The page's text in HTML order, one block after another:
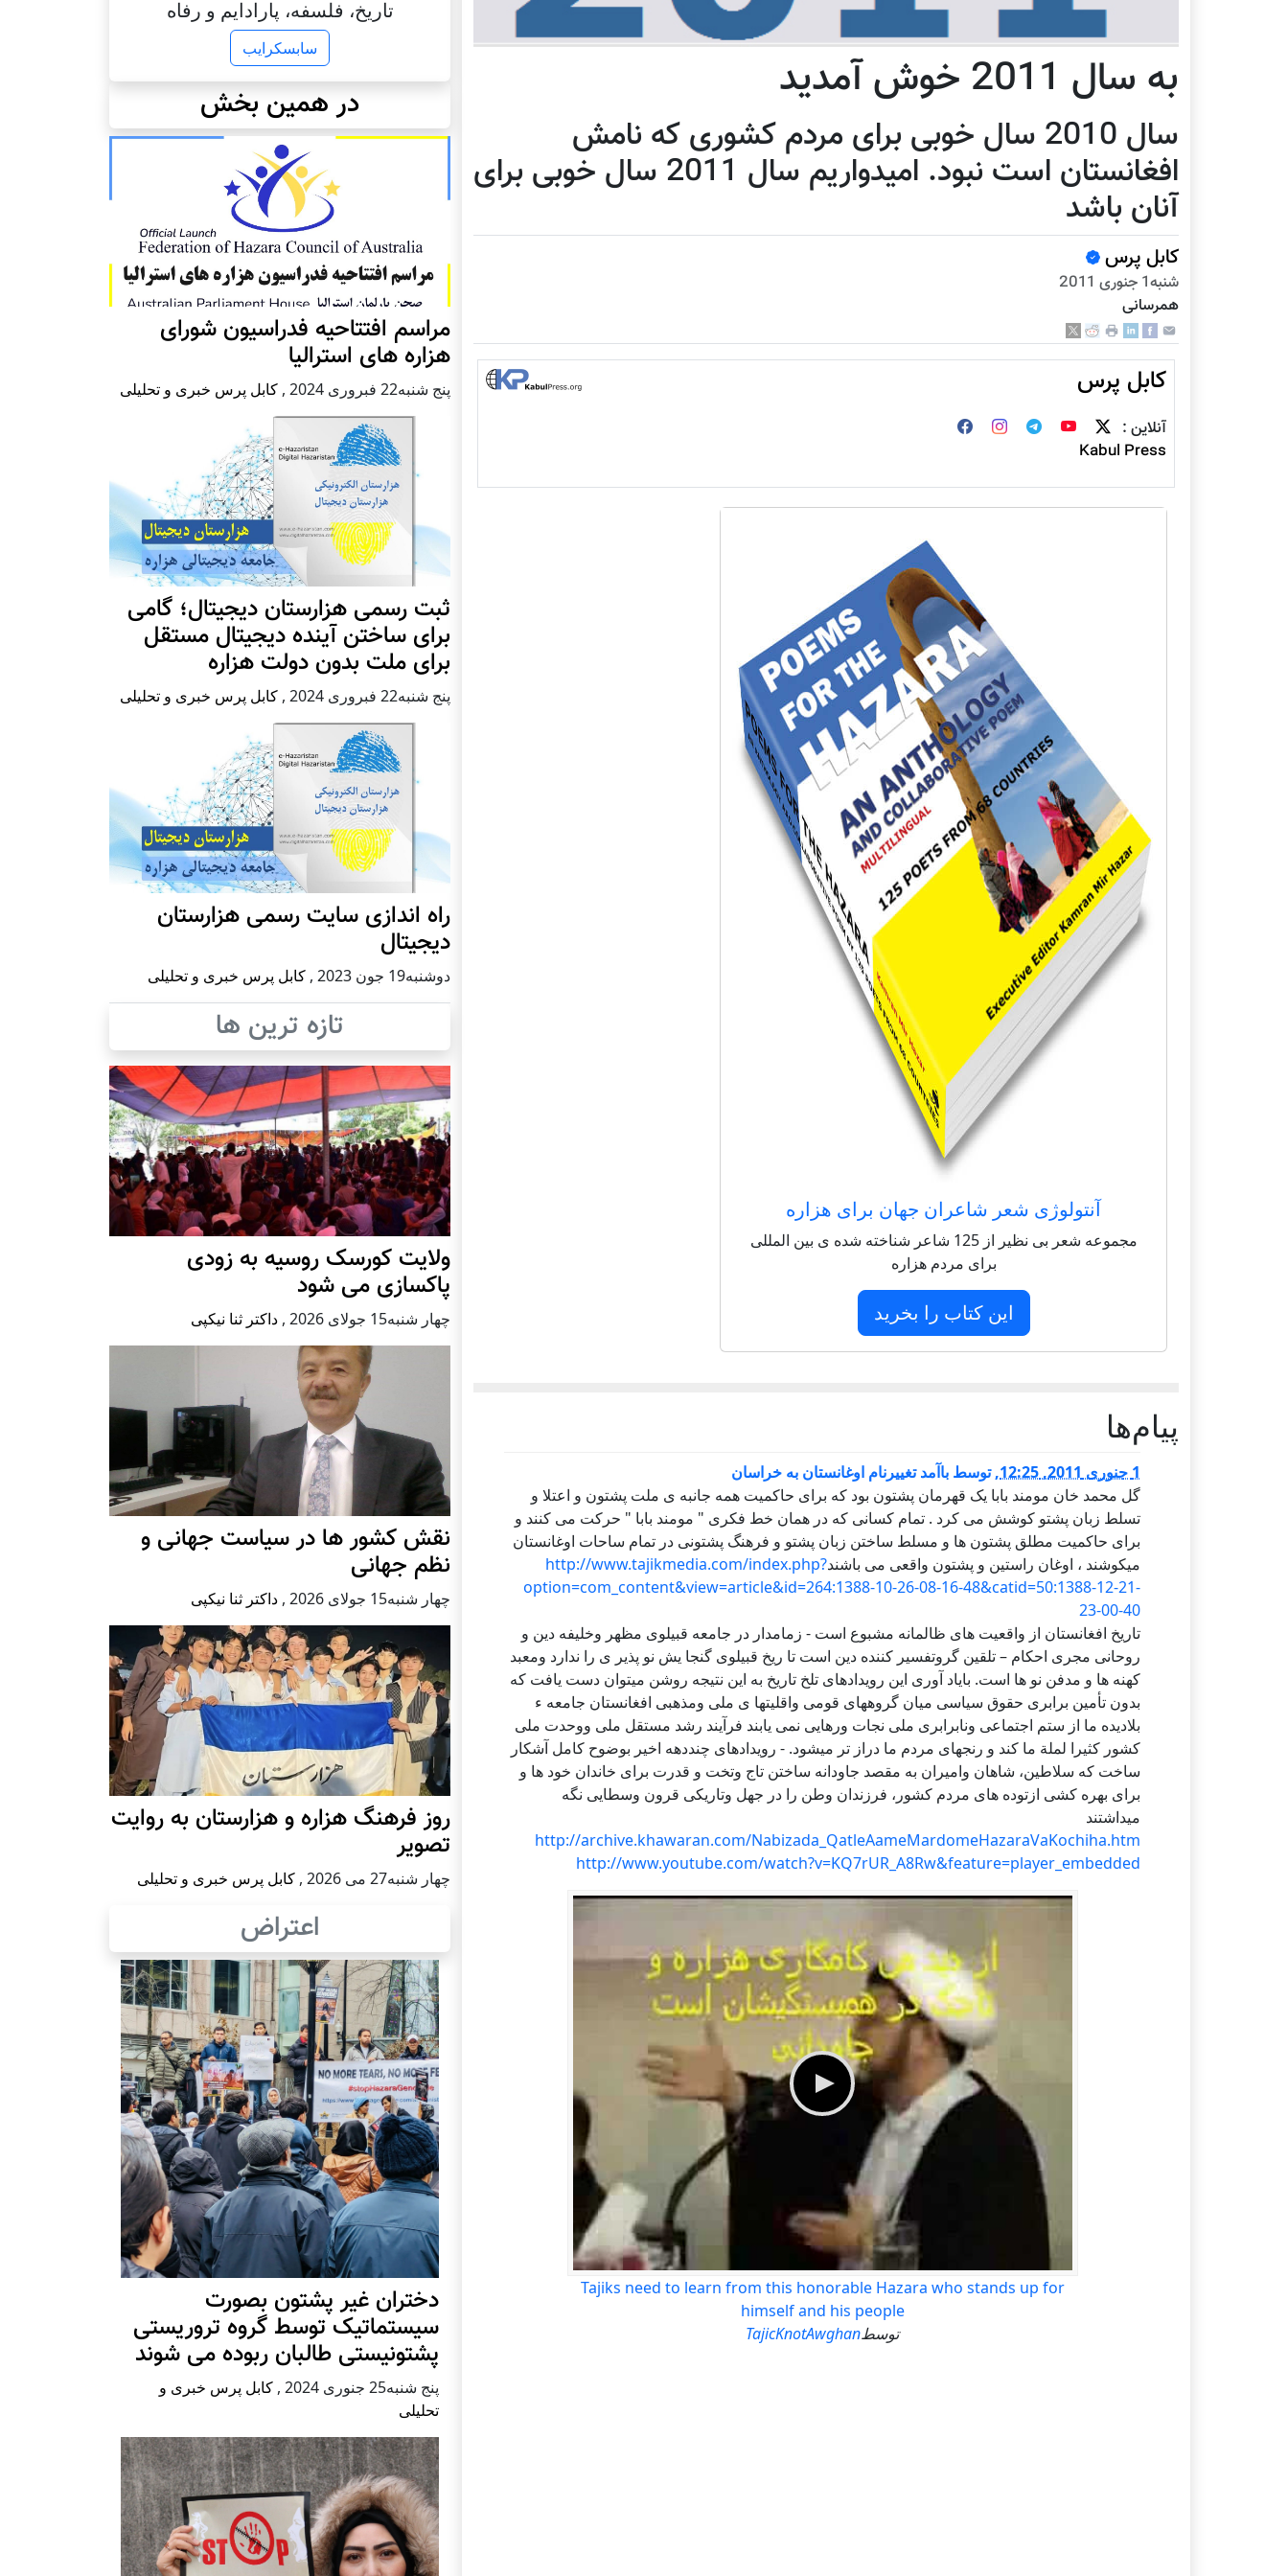
به سال 2011 خوش آمدید
سال 2010 سال خوبی برای مردم کشوری که نامش
افغانستان است نبود. امیدواریم سال 2011 سال خوبی برای
آنان باشد
کابل پرس
شنبه1 جنوری 2011
همرسانی
کابل پرس
آنلاین :
Kabul Press
آنتولوژی شعر شاعران جهان برای هزاره
مجموعه شعر بی نظیر از 125 شاعر شناخته شده ی بین المللی
برای مردم هزاره
این کتاب را بخرید
پيام‌ها
1 جنوری 2011, 12:25 ,توسط باآمد تغییرنام اوغانستان به خراسان
گل محمد خان مومند بابا یک قهرمان پشتون بود که برای حاکمیت همه جانبه ی ملت پشتون و اعتلا و
تسلط زبان پشتو کوشش می کرد . تمام کسانی که در همان خط فکری " مومند بابا " حرکت می کنند و
برای حاکمیت مطلق پشتون ها و مسلط ساختن زبان پشتو و فرهنگ پشتونی در تمام ساحات اوغانستان
میکوشند ، اوغان راستین و پشتون واقعی می باشندhttp://www.tajikmedia.com/index.php?
option=com_content&view=article&id=264:1388-10-26-08-16-48&catid=50:1388-12-21-
23-00-40
تاریخ افغانستان از واقعیت های ظالمانه مشبوع است - زمامدار در جامعه قبیلوی مظهر وخلیفه دین و
روحانی مجری احکام – تلقین گروتفسیر کننده دین است تا ریخ قبیلوی گنجا یش نو پذیر ی را ندارد ومعبد
کهنه ها و مدفن نو ها است. بایاد آوری این رویدادهای تلخ تاریخ به این نتیجه روشن میتوان دست یافت که
بدون تأمین برابری حقوق سیاسی میان گروههای قومی واقلیتها ی ملی ومذهبی افغانستان جامعه ء
بلادیده ما از ستم اجتماعی ونابرابری ملی نجات ورهایی نمی یابند فرآیند رشد مستقل ملی ووحدت ملی
کشور کثیرا لملة ما کند و رنجهای مردم ما دراز تر میشود. - رویدادهای چنددهه اخیر بوضوح کامل آشکار
ساخت که سلاطین، شاهان وامیران به مقصد جاودانه ساختن تاج وتخت و قدرت برای خاندان خود ها و
برای بهره کشی ازتوده های مردم کشور، فرزندان وطن را در جهل وتاریکی قرون وسطایی نگه
میداشتند
http://archive.khawaran.com/Nabizada_QatleAameMardomeHazaraVaKochiha.htm
http://www.youtube.com/watch?v=KQ7rUR_A8Rw&feature=player_embedded
Tajiks need to learn from this honorable Hazara who stands up for
himself and his people
توسطTajicKnotAwghan
تاریخ، فلسفه، پارادایم و رفاه
سابسکرایب
در همین بخش
مراسم افتتاحیه فدراسیون شورای
هزاره های استرالیا
پنج شنبه22 فبروری 2024 , کابل پرس خبری و تحلیلی
ثبت رسمی هزارستان دیجیتال؛ گامی
برای ساختن آینده دیجیتال مستقل
برای ملت بدون دولت هزاره
پنج شنبه22 فبروری 2024 , کابل پرس خبری و تحلیلی
راه اندازی سایت رسمی هزارستان
دیجیتال
دوشنبه19 جون 2023 , کابل پرس خبری و تحلیلی
تازه ترین ها
ولایت کورسک روسیه به زودی
پاکسازی می شود
چهار شنبه15 جولای 2026 , داکتر ثنا نیکپی
نقش کشور ها در سیاست جهانی و
نظم جهانی
چهار شنبه15 جولای 2026 , داکتر ثنا نیکپی
روز فرهنگ هزاره و هزارستان به روایت
تصویر
چهار شنبه27 می 2026 , کابل پرس خبری و تحلیلی
اعتراض
دختران غیر پشتون بصورت
سیستماتیک توسط گروه تروریستی
پشتونیستی طالبان ربوده می شوند
پنج شنبه25 جنوری 2024 , کابل پرس خبری و
تحلیلی